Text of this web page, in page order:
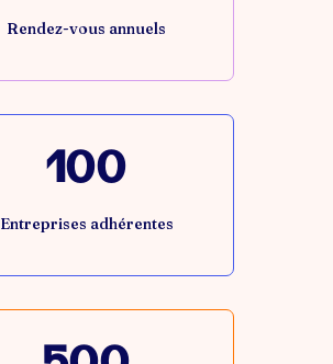
Rendez-vous annuels
100
Entreprises adhérentes